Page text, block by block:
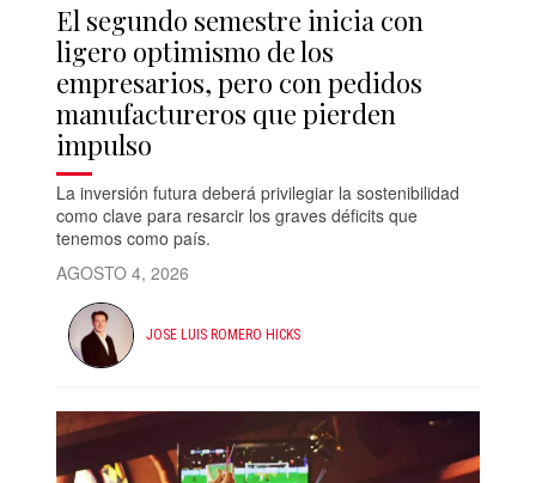
El segundo semestre inicia con
ligero optimismo de los
empresarios, pero con pedidos
manufactureros que pierden
impulso
La inversión futura deberá privilegiar la sostenibilidad
como clave para resarcir los graves déficits que
tenemos como país.
AGOSTO 4, 2026
JOSE LUIS ROMERO HICKS